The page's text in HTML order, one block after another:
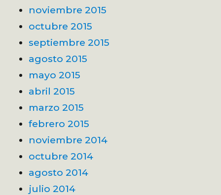
noviembre 2015
octubre 2015
septiembre 2015
agosto 2015
mayo 2015
abril 2015
marzo 2015
febrero 2015
noviembre 2014
octubre 2014
agosto 2014
julio 2014